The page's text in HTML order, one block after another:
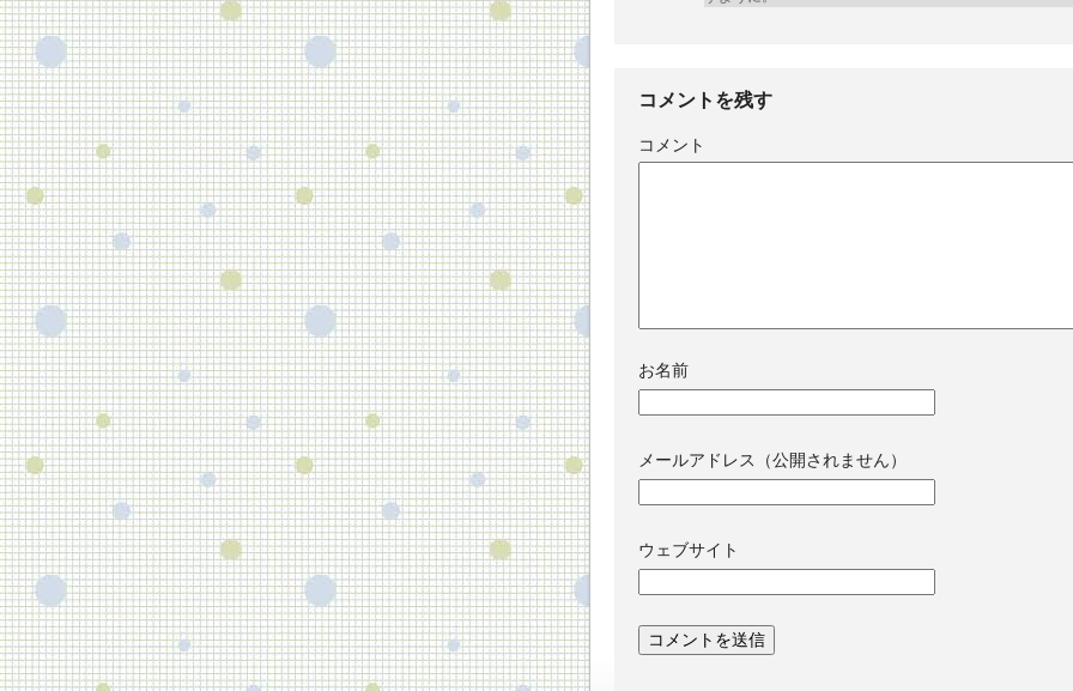
コメントを残す
コメント
お名前
メールアドレス（公開されません）
ウェブサイト